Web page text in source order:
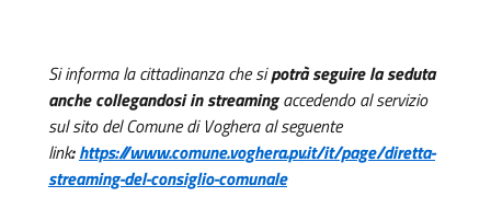
Si informa la cittadinanza che sipotrà seguire la seduta
anche collegandosi in streaming accedendo al servizio
sul sito del Comune di Voghera al seguente
link: https://www.comune.voghera.pv.it/it/page/diretta-
streaming-del-consiglio-comunale